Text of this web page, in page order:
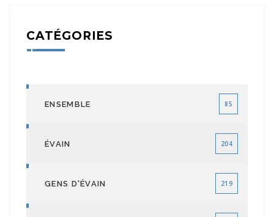
CATÉGORIES
ENSEMBLE 85
ÉVAIN 204
GENS D'ÉVAIN 219